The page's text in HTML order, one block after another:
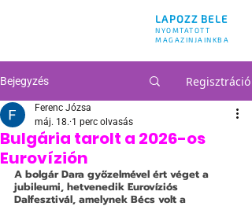
LAPOZZ BELE
NYOMTATOTT
MAGAZINJAINKBA
Bejegyzés Regisztráció
Bulgária tarolt a 2026-os
Eurovízión
Ferenc Józsa
máj. 18. 1 perc olvasás
A bolgár Dara győzelmével ért véget a
jubileumi, hetvenedik Eurovíziós
Dalfesztivál, amelynek Bécs volt a